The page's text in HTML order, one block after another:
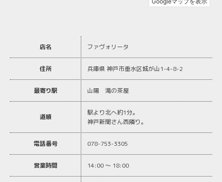
店名 ファヴォリータ
住所 兵庫県 神戸市垂水区城が山1-4-8-2
最寄り駅 山陽 滝の茶屋
道順
駅より北へ約1分。
神戸新聞さん西隣り。
電話番号 078-753-3305
営業時間 14:00 ～ 18:00